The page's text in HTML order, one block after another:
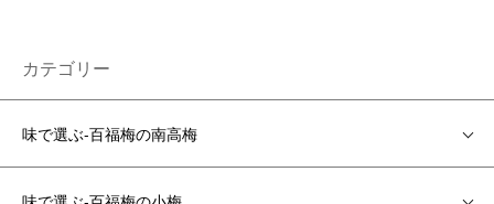
カテゴリー
味で選ぶ-百福梅の南高梅